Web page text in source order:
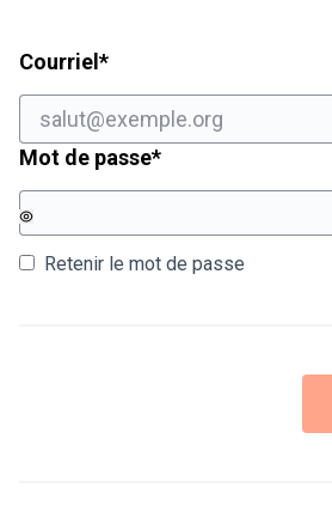
Courriel *Champ obligatoire
Mot de passe*Champ obligatoire
Retenir le mot de passe